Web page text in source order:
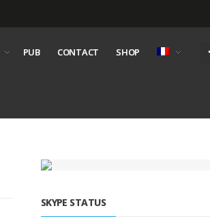
PUB CONTACT SHOP
SKYPE STATUS